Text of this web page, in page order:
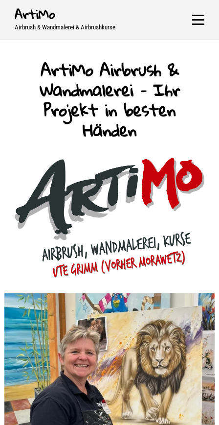
SkipArtiMo
Airbrush & Wandmalerei & Airbrushkurse
ArtiMo Airbrush &
Wandmalerei – Ihr
Projekt in besten
Händen